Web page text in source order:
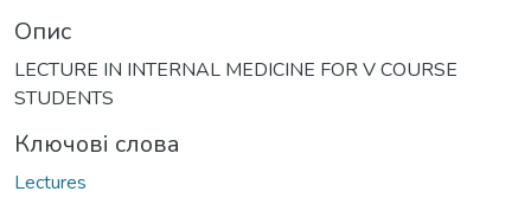
Опис
LECTURE IN INTERNAL MEDICINE FOR V COURSE
STUDENTS
Ключові слова
Lectures